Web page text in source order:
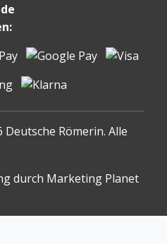
Römerin. Alle
durch Marketing Planet